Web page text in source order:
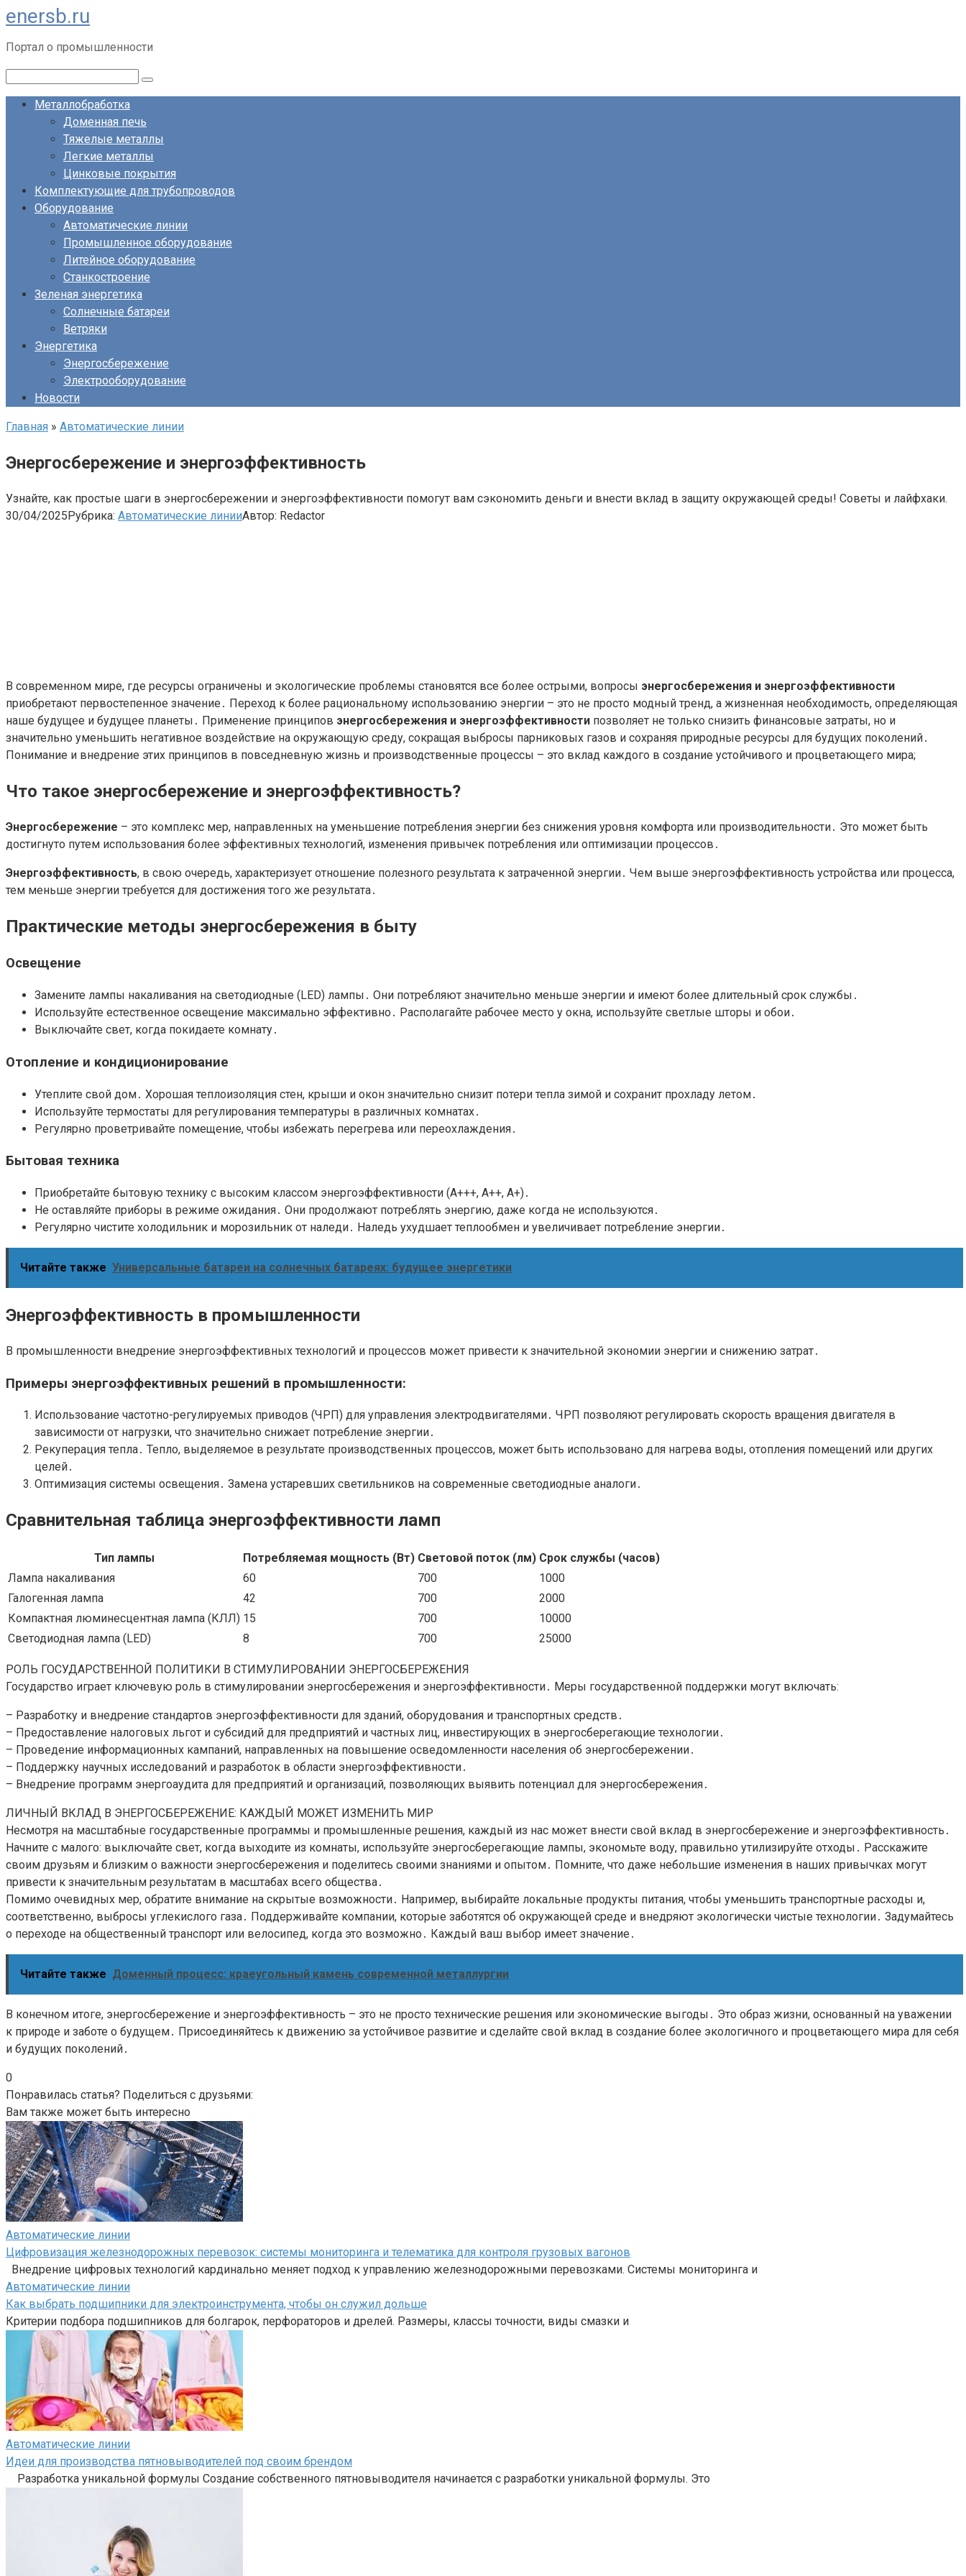
Перейти
к
контенту
enersb.ru
Портал о промышленности
Металлобработка
Доменная печь
Тяжелые металлы
Легкие металлы
Цинковые покрытия
Комплектующие для трубопроводов
Оборудование
Автоматические линии
Промышленное оборудование
Литейное оборудование
Станкостроение
Зеленая энергетика
Солнечные батареи
Ветряки
Энергетика
Энергосбережение
Электрооборудование
Новости
Главная » Автоматические линии
Энергосбережение и энергоэффективность
Узнайте, как простые шаги в энергосбережении и энергоэффективности помогут вам сэкономить деньги и внести вклад в защиту окружающей среды! Советы и лайфхаки.
30/04/2025Рубрика: Автоматические линииАвтор: Redactor
В современном мире, где ресурсы ограничены и экологические проблемы становятся все более острыми, вопросы энергосбережения и энергоэффективности
приобретают первостепенное значение․ Переход к более рациональному использованию энергии – это не просто модный тренд, а жизненная необходимость, определяющая
наше будущее и будущее планеты․ Применение принципов энергосбережения и энергоэффективности позволяет не только снизить финансовые затраты, но и
значительно уменьшить негативное воздействие на окружающую среду, сокращая выбросы парниковых газов и сохраняя природные ресурсы для будущих поколений․
Понимание и внедрение этих принципов в повседневную жизнь и производственные процессы – это вклад каждого в создание устойчивого и процветающего мира;
Что такое энергосбережение и энергоэффективность?
Энергосбережение – это комплекс мер, направленных на уменьшение потребления энергии без снижения уровня комфорта или производительности․ Это может быть
достигнуто путем использования более эффективных технологий, изменения привычек потребления или оптимизации процессов․
Энергоэффективность, в свою очередь, характеризует отношение полезного результата к затраченной энергии․ Чем выше энергоэффективность устройства или процесса,
тем меньше энергии требуется для достижения того же результата․
Практические методы энергосбережения в быту
Освещение
Замените лампы накаливания на светодиодные (LED) лампы․ Они потребляют значительно меньше энергии и имеют более длительный срок службы․
Используйте естественное освещение максимально эффективно․ Располагайте рабочее место у окна, используйте светлые шторы и обои․
Выключайте свет, когда покидаете комнату․
Отопление и кондиционирование
Утеплите свой дом․ Хорошая теплоизоляция стен, крыши и окон значительно снизит потери тепла зимой и сохранит прохладу летом․
Используйте термостаты для регулирования температуры в различных комнатах․
Регулярно проветривайте помещение, чтобы избежать перегрева или переохлаждения․
Бытовая техника
Приобретайте бытовую технику с высоким классом энергоэффективности (A+++, A++, A+)․
Не оставляйте приборы в режиме ожидания․ Они продолжают потреблять энергию, даже когда не используются․
Регулярно чистите холодильник и морозильник от наледи․ Наледь ухудшает теплообмен и увеличивает потребление энергии․
Читайте также Универсальные батареи на солнечных батареях: будущее энергетики
Энергоэффективность в промышленности
В промышленности внедрение энергоэффективных технологий и процессов может привести к значительной экономии энергии и снижению затрат․
Примеры энергоэффективных решений в промышленности:
Использование частотно-регулируемых приводов (ЧРП) для управления электродвигателями․ ЧРП позволяют регулировать скорость вращения двигателя в
зависимости от нагрузки, что значительно снижает потребление энергии․
Рекуперация тепла․ Тепло, выделяемое в результате производственных процессов, может быть использовано для нагрева воды, отопления помещений или других
целей․
Оптимизация системы освещения․ Замена устаревших светильников на современные светодиодные аналоги․
Сравнительная таблица энергоэффективности ламп
Тип лампы Потребляемая мощность (Вт) Световой поток (лм) Срок службы (часов)
Лампа накаливания
60 700
1000
Галогенная лампа
42 700
2000
Компактная люминесцентная лампа (КЛЛ) 15 700
10000
Светодиодная лампа (LED)
8 700 25000
РОЛЬ ГОСУДАРСТВЕННОЙ ПОЛИТИКИ В СТИМУЛИРОВАНИИ ЭНЕРГОСБЕРЕЖЕНИЯ
Государство играет ключевую роль в стимулировании энергосбережения и энергоэффективности․ Меры государственной поддержки могут включать:
– Разработку и внедрение стандартов энергоэффективности для зданий, оборудования и транспортных средств․
– Предоставление налоговых льгот и субсидий для предприятий и частных лиц, инвестирующих в энергосберегающие технологии․
– Проведение информационных кампаний, направленных на повышение осведомленности населения об энергосбережении․
– Поддержку научных исследований и разработок в области энергоэффективности․
– Внедрение программ энергоаудита для предприятий и организаций, позволяющих выявить потенциал для энергосбережения․
ЛИЧНЫЙ ВКЛАД В ЭНЕРГОСБЕРЕЖЕНИЕ: КАЖДЫЙ МОЖЕТ ИЗМЕНИТЬ МИР
Несмотря на масштабные государственные программы и промышленные решения, каждый из нас может внести свой вклад в энергосбережение и энергоэффективность․
Начните с малого: выключайте свет, когда выходите из комнаты, используйте энергосберегающие лампы, экономьте воду, правильно утилизируйте отходы․ Расскажите
своим друзьям и близким о важности энергосбережения и поделитесь своими знаниями и опытом․ Помните, что даже небольшие изменения в наших привычках могут
привести к значительным результатам в масштабах всего общества․
Помимо очевидных мер, обратите внимание на скрытые возможности․ Например, выбирайте локальные продукты питания, чтобы уменьшить транспортные расходы и,
соответственно, выбросы углекислого газа․ Поддерживайте компании, которые заботятся об окружающей среде и внедряют экологически чистые технологии․ Задумайтесь
о переходе на общественный транспорт или велосипед, когда это возможно․ Каждый ваш выбор имеет значение․
Читайте также Доменный процесс: краеугольный камень современной металлургии
В конечном итоге, энергосбережение и энергоэффективность – это не просто технические решения или экономические выгоды․ Это образ жизни, основанный на уважении
к природе и заботе о будущем․ Присоединяйтесь к движению за устойчивое развитие и сделайте свой вклад в создание более экологичного и процветающего мира для себя
и будущих поколений․
0
Понравилась статья? Поделиться с друзьями:
Вам также может быть интересно
Автоматические линии
Цифровизация железнодорожных перевозок: системы мониторинга и телематика для контроля грузовых вагонов
Внедрение цифровых технологий кардинально меняет подход к управлению железнодорожными перевозками. Системы мониторинга и
Автоматические линии
Как выбрать подшипники для электроинструмента, чтобы он служил дольше
Критерии подбора подшипников для болгарок, перфораторов и дрелей. Размеры, классы точности, виды смазки и
Автоматические линии
Идеи для производства пятновыводителей под своим брендом
Разработка уникальной формулы Создание собственного пятновыводителя начинается с разработки уникальной формулы. Это